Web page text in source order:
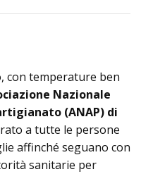
con temperature ben
Nazionale
(ANAP) di
a tutte le persone
affinché seguano con
sanitarie per